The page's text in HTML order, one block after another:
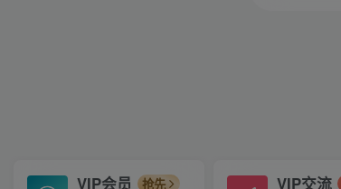
VIP会员 抢先 VIP交流